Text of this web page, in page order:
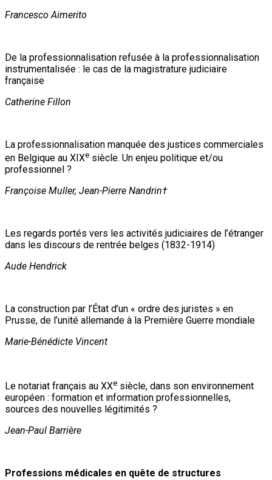
Francesco Aimerito
De la professionnalisation refusée à la professionnalisation
instrumentalisée : le cas de la magistrature judiciaire
française
Catherine Fillon
La professionnalisation manquée des justices commerciales
en Belgique au XIXe siècle. Un enjeu politique et/ou
professionnel ?
Françoise Muller, Jean-Pierre Nandrin†
Les regards portés vers les activités judiciaires de l’étranger
dans les discours de rentrée belges (1832-1914)
Aude Hendrick
La construction par l’État d’un « ordre des juristes » en
Prusse, de l’unité allemande à la Première Guerre mondiale
Marie-Bénédicte Vincent
Le notariat français au XXe siècle, dans son environnement
européen : formation et information professionnelles,
sources des nouvelles légitimités ?
Jean-Paul Barrière
Professions médicales en quête de structures